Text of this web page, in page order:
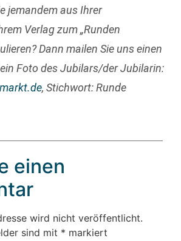
jemandem aus Ihrer
Verlag zum „Runden
Dann mailen Sie uns einen
Foto des Jubilars/der Jubilarin:
, Stichwort: Runde
einen
wird nicht veröffentlicht.
sind mit * markiert